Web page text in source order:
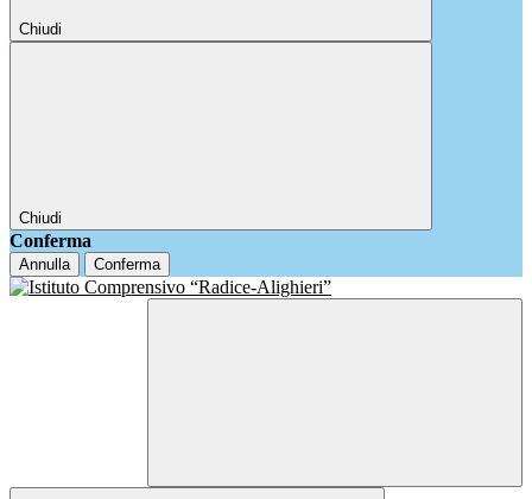
Chiudi
Chiudi
Conferma
Annulla Conferma